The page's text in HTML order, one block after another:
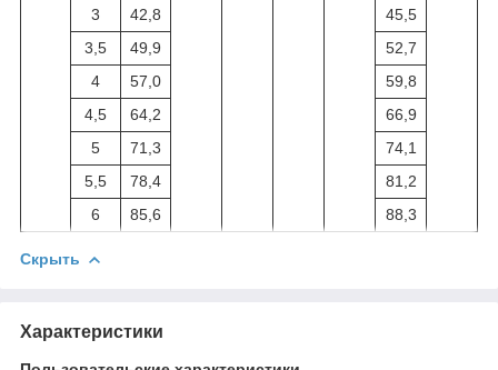
3
42,8
45,5
3,5
49,9
52,7
4
57,0
59,8
4,5
64,2
66,9
5
71,3
74,1
5,5
78,4
81,2
6
85,6 88,3
Скрыть
Характеристики